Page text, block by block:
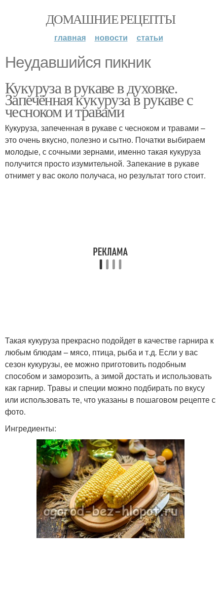
ДОМАШНИЕ РЕЦЕПТЫ
главная новости статьи
Неудавшийся пикник
Кукуруза в рукаве в духовке.
Запечённая кукуруза в рукаве с
чесноком и травами
Кукуруза, запеченная в рукаве с чесноком и травами –
это очень вкусно, полезно и сытно. Початки выбираем
молодые, с сочными зернами, именно такая кукуруза
получится просто изумительной. Запекание в рукаве
отнимет у вас около получаса, но результат того стоит.
Такая кукуруза прекрасно подойдет в качестве гарнира к
любым блюдам – мясо, птица, рыба и т.д. Если у вас
сезон кукурузы, ее можно приготовить подобным
способом и заморозить, а зимой достать и использовать
как гарнир. Травы и специи можно подбирать по вкусу
или использовать те, что указаны в пошаговом рецепте с
фото.
Ингредиенты: